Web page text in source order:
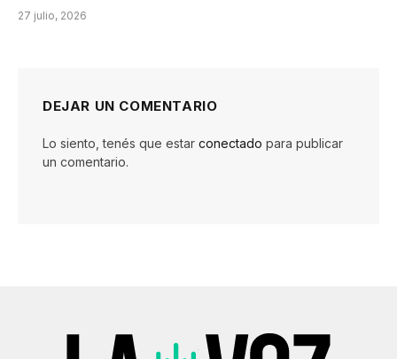
27 julio, 2026
DEJAR UN COMENTARIO
Lo siento, tenés que estar conectado para publicar
un comentario.